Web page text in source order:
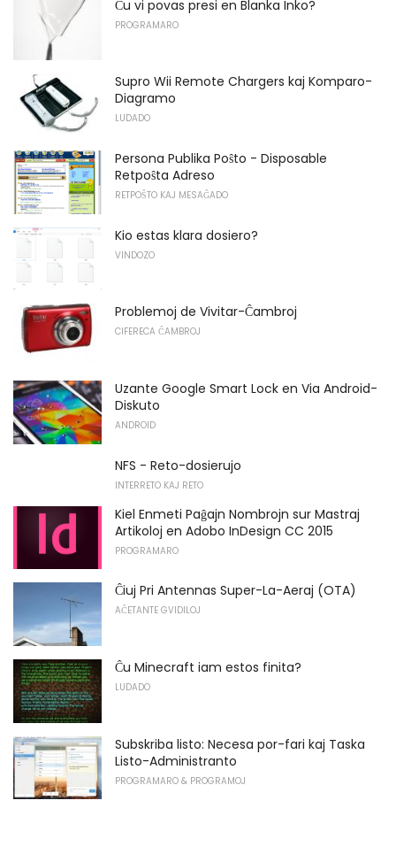
Ĉu vi povas presi en Blanka Inko?
PROGRAMARO
Supro Wii Remote Chargers kaj Komparo-
Diagramo
LUDADO
Persona Publika Poŝto - Disposable
Retpoŝta Adreso
RETPOŜTO KAJ MESAĜADO
Kio estas klara dosiero?
VINDOZO
Problemoj de Vivitar-Ĉambroj
CIFERECA ĈAMBROJ
Uzante Google Smart Lock en Via Android-
Diskuto
ANDROID
NFS - Reto-dosierujo
INTERRETO KAJ RETO
Kiel Enmeti Paĝajn Nombrojn sur Mastraj
Artikoloj en Adobo InDesign CC 2015
PROGRAMARO
Ĉiuj Pri Antennas Super-La-Aeraj (OTA)
AĈETANTE GVIDILOJ
Ĉu Minecraft iam estos finita?
LUDADO
Subskriba listo: Necesa por-fari kaj Taska
Listo-Administranto
PROGRAMARO & PROGRAMOJ